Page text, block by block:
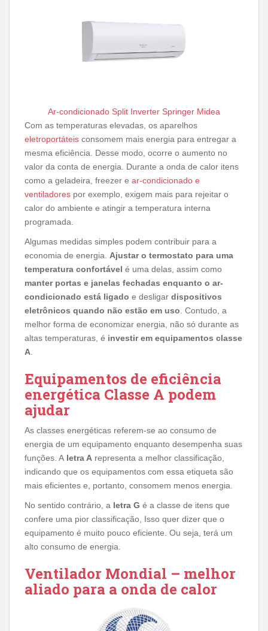
Ar-condicionado Split Inverter Springer Midea
Com as temperaturas elevadas, os aparelhos
eletroportáteis consomem mais energia para entregar a
mesma eficiência. Desse modo, ocorre o aumento no
valor da conta de energia. Durante a onda de calor itens
como a geladeira, freezer e ar-condicionado e
ventiladores por exemplo, exigem mais para rejeitar o
calor do ambiente e atingir a temperatura interna
programada.
Algumas medidas simples podem contribuir para a
economia de energia. Ajustar o termostato para uma
temperatura confortável é uma delas, assim como
manter portas e janelas fechadas enquanto o ar-
condicionado está ligado e desligar dispositivos
eletrônicos quando não estão em uso . Contudo, a
melhor forma de economizar energia, não só durante as
altas temperaturas, é investir em equipamentos classe
A
Equipamentos de eficiência
energética Classe A podem
ajudar
As classes energéticas referem-se ao consumo de
energia de um equipamento enquanto desempenha suas
funções. A letra A representa a melhor classificação,
indicando que os equipamentos com essa etiqueta são
mais eficientes e, portanto, consomem menos energia.
No sentido contrário, a letra G é a classe de itens que
confere uma pior classificação, Isso quer dizer que o
equipamento é muito pouco eficiente. Ou seja, terá um
alto consumo de energia.
Ventilador Mondial – melhor
aliado para a onda de calor